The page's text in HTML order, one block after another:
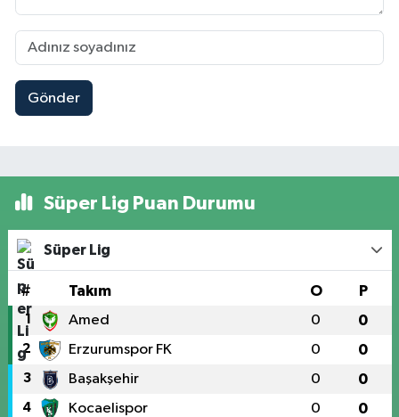
Gönder
Süper Lig Puan Durumu
Süper Lig
# Takım O P
1 Amed 0 0
2 Erzurumspor FK 0 0
3 Başakşehir 0 0
4 Kocaelispor 0 0